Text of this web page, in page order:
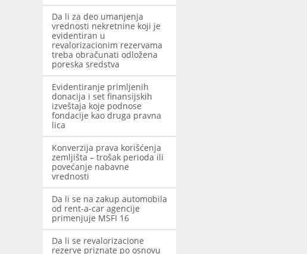
Da li za deo umanjenja
vrednosti nekretnine koji je
evidentiran u
revalorizacionim rezervama
treba obračunati odložena
poreska sredstva
Evidentiranje primljenih
donacija i set finansijskih
izveštaja koje podnose
fondacije kao druga pravna
lica
Konverzija prava korišćenja
zemljišta – trošak perioda ili
povećanje nabavne
vrednosti
Da li se na zakup automobila
od rent-a-car agencije
primenjuje MSFI 16
Da li se revalorizacione
rezerve priznate po osnovu